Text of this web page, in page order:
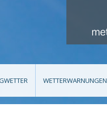
WETTERWARNUNGEN